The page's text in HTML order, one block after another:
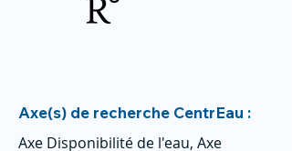
Axe(s) de recherche CentrEau :
Axe Disponibilité de l'eau, Axe